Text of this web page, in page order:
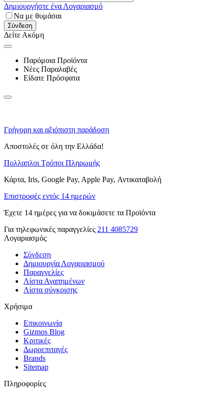
Δημιουργήστε ένα Λογαριασμό
Να με θυμάσαι
Σύνδεση
Δείτε Ακόμη
Παρόμοια Προϊόντα
Νέες Παραλαβές
Είδατε Πρόσφατα
Γρήγορη και αξιόπιστη παράδοση
Αποστολές σε όλη την Ελλάδα!
Πολλαπλοι Τρόποι Πληρωμής
Κάρτα, Iris, Google Pay, Apple Pay, Αντικαταβολή
Επιστροφές εντός 14 ημερών
Έχετε 14 ημέρες για να δοκιμάσετε τα Προϊόντα
Για τηλεφωνικές παραγγελίες 211 4085729
Λογαριασμός
Σύνδεση
Δημιουργία Λογαριασμού
Παραγγελίες
Λίστα Αγαπημένων
Λίστα σύγκρισης
Χρήσιμα
Επικοινωνία
Gizmos Blog
Κριτικές
Δωροεπιταγές
Brands
Sitemap
Πληροφορίες